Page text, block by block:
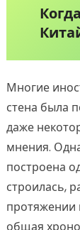
Многие
стена была
даже
мнения.
построена
строилась,
протяжении